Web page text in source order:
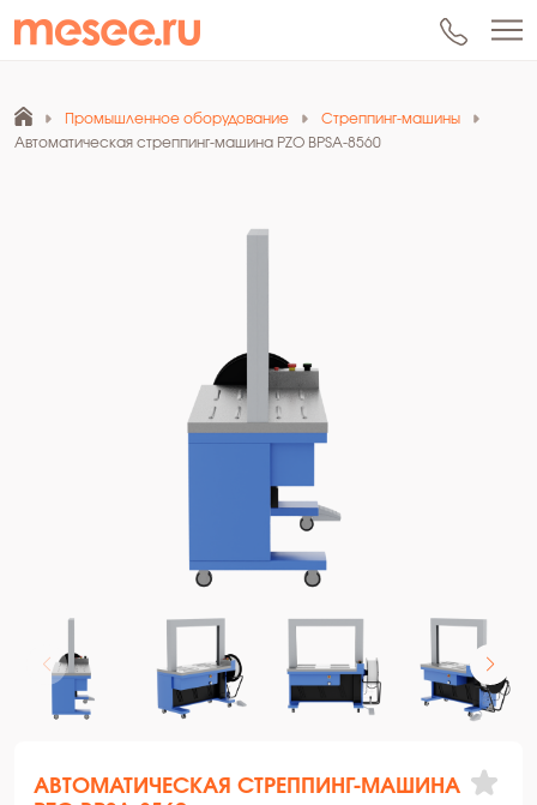
Промышленное оборудование
Стреппинг-машины
Автоматическая стреппинг-машина PZO BPSA-8560
АВТОМАТИЧЕСКАЯ СТРЕППИНГ-МАШИНА